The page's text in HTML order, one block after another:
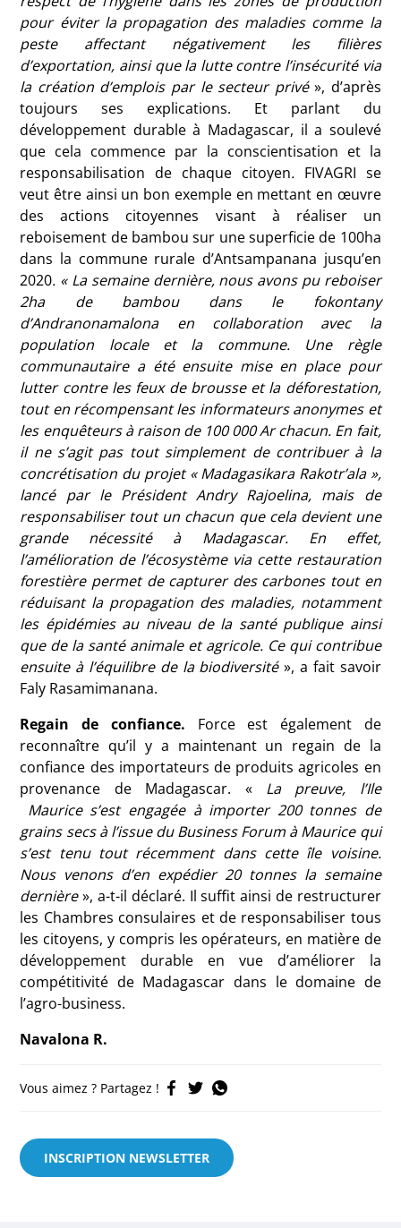
pour éviter la propagation des maladies comme la
peste affectant négativement les filières
d’exportation, ainsi que la lutte contre l’insécurité via
la création d’emplois par le secteur privé», d’après
toujours ses explications. Et parlant du
développement durable à Madagascar, il a soulevé
que cela commence par la conscientisation et la
responsabilisation de chaque citoyen. FIVAGRI se
veut être ainsi un bon exemple en mettant en œuvre
des actions citoyennes visant à réaliser un
reboisement de bambou sur une superficie de 100ha
dans la commune rurale d’Antsampanana jusqu’en
2020. « La semaine dernière, nous avons pu reboiser
2ha de bambou dans le fokontany
d’Andranonamalona en collaboration avec la
population locale et la commune. Une règle
communautaire a été ensuite mise en place pour
lutter contre les feux de brousse et la déforestation,
tout en récompensant les informateurs anonymes et
les enquêteurs à raison de 100 000 Ar chacun. En fait,
il ne s’agit pas tout simplement de contribuer à la
concrétisation du projet « Madagasikara Rakotr’ala »,
lancé par le Président Andry Rajoelina, mais de
responsabiliser tout un chacun que cela devient une
grande nécessité à Madagascar. En effet,
l’amélioration de l’écosystème via cette restauration
forestière permet de capturer des carbones tout en
réduisant la propagation des maladies, notamment
les épidémies au niveau de la santé publique ainsi
que de la santé animale et agricole. Ce qui contribue
ensuite à l’équilibre de la biodiversité», a fait savoir
Faly Rasamimanana.
Regain de confiance.
Force est également de
reconnaître qu’il y a maintenant un regain de la
confiance des importateurs de produits agricoles en
provenance de Madagascar. « La preuve, l’Ile
Maurice s’est engagée à importer 200 tonnes de
grains secs à l’issue du Business Forum à Maurice qui
s’est tenu tout récemment dans cette île voisine.
Nous venons d’en expédier 20 tonnes la semaine
dernière», a-t-il déclaré. Il suffit ainsi de restructurer
les Chambres consulaires et de responsabiliser tous
les citoyens, y compris les opérateurs, en matière de
développement durable en vue d’améliorer la
compétitivité de Madagascar dans le domaine de
l’agro-business.
Navalona R.
Vous aimez ? Partagez !
INSCRIPTION NEWSLETTER